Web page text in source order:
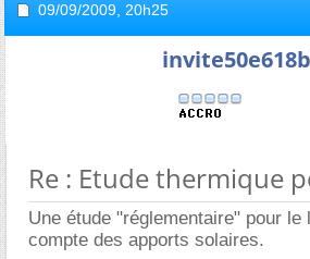
09/09/2009, 20h25
Re : Etude thermique
Une étude "réglementaire" pour le
compte des apports solaires.